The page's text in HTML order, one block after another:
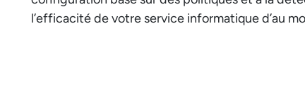
l’efficacité de votre service informatique d’au